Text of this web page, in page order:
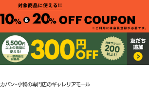
カバン・小物の専門店のギャレリアモール